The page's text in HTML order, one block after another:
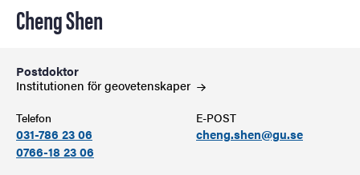
Cheng Shen
Postdoktor
Institutionen förgeovetenskaper
Telefon
031-786 23 06
0766-18 23 06
E-POST
cheng.shen@gu.se